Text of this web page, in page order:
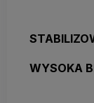
WYSOKA